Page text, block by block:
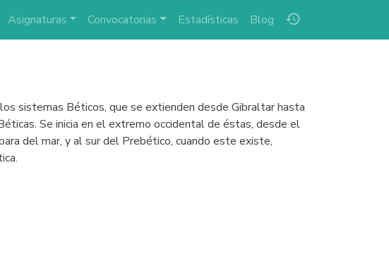
history
Asignaturas Convocatorias Estadísticas Blog
sistemas Béticos, que se extienden desde Gibraltar hasta
Se inicia en el extremo occidental de éstas, desde el
del mar, y al sur del Prebético, cuando este existe,